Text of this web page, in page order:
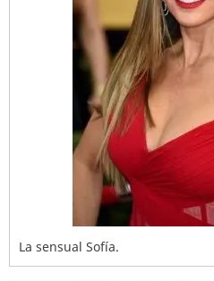
La sensual Sofía.